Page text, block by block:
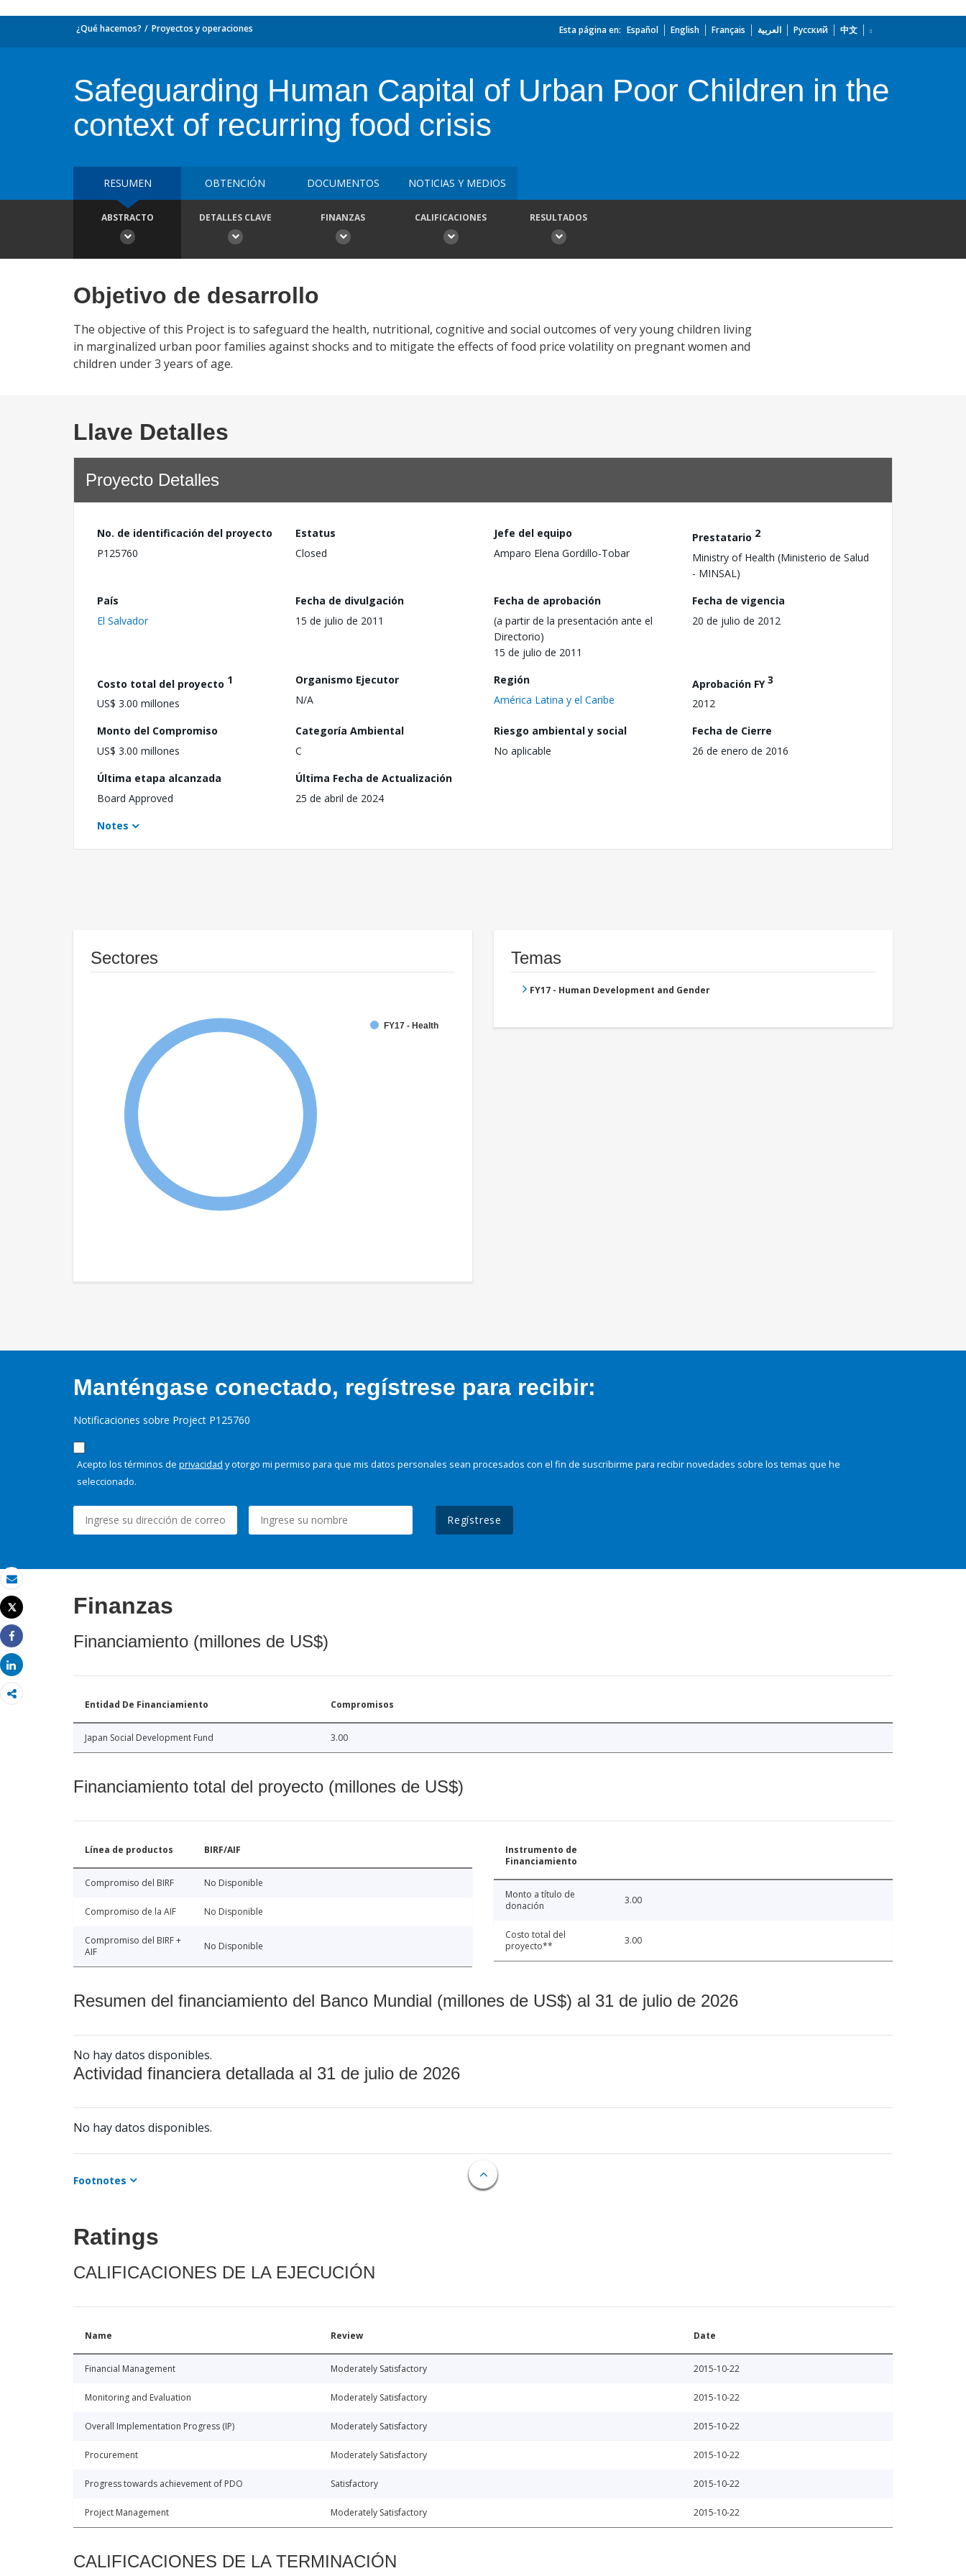
Correo electrónico
Imprimir
Tweet
Share
Share
¿Qué hacemos? Proyectos y operaciones Esta página en: Español English Français العربية Русский 中文
Safeguarding Human Capital of Urban Poor Children in the
context of recurring food crisis
RESUMEN OBTENCIÓN DOCUMENTOS NOTICIAS Y MEDIOS
ABSTRACTO DETALLES CLAVE FINANZAS CALIFICACIONES RESULTADOS
Objetivo de desarrollo
The objective of this Project is to safeguard the health, nutritional, cognitive and social outcomes of very young children living
in marginalized urban poor families against shocks and to mitigate the effects of food price volatility on pregnant women and
children under 3 years of age.
Llave Detalles
Proyecto Detalles
No. de identificación del proyecto
P125760
Estatus
Closed
Jefe del equipo
Amparo Elena Gordillo-Tobar
Prestatario 2
Ministry of Health (Ministerio de Salud
- MINSAL)
País
El Salvador
Fecha de divulgación
15 de julio de 2011
Fecha de aprobación
(a partir de la presentación ante el
Directorio)
15 de julio de 2011
Fecha de vigencia
20 de julio de 2012
Costo total del proyecto 1
US$ 3.00 millones
Organismo Ejecutor
N/A
Región
América Latina y el Caribe
Aprobación FY3
2012
Monto del Compromiso
US$ 3.00 millones
Categoría Ambiental
C
Riesgo ambiental y social
No aplicable
Fecha de Cierre
26 de enero de 2016
Última etapa alcanzada
Board Approved
Última Fecha de Actualización
25 de abril de 2024
Notes
Sectores
FY17 - Health
Temas
FY17 - Human Development and Gender
Manténgase conectado, regístrese para recibir:
Notificaciones sobre Project P125760
Acepto los términos de privacidad y otorgo mi permiso para que mis datos personales sean procesados con el fin de suscribirme para recibir novedades sobre los temas que he
seleccionado.
Regístrese
Finanzas
Financiamiento (millones de US$)
Entidad De Financiamiento Compromisos
Japan Social Development Fund 3.00
Financiamiento total del proyecto (millones de US$)
Línea de productos BIRF/AIF
Compromiso del BIRF No Disponible
Compromiso de la AIF No Disponible
Compromiso del BIRF +
AIF
No Disponible
Instrumento de
Financiamiento
Monto a título de
donación
3.00
Costo total del
proyecto**
3.00
Resumen del financiamiento del Banco Mundial (millones de US$) al 31 de julio de 2026
No hay datos disponibles.
Actividad financiera detallada al 31 de julio de 2026
No hay datos disponibles.
Footnotes
Ratings
CALIFICACIONES DE LA EJECUCIÓN
Name Review Date
Financial Management Moderately Satisfactory 2015-10-22
Monitoring and Evaluation Moderately Satisfactory 2015-10-22
Overall Implementation Progress (IP) Moderately Satisfactory 2015-10-22
Procurement Moderately Satisfactory 2015-10-22
Progress towards achievement of PDO Satisfactory 2015-10-22
Project Management Moderately Satisfactory 2015-10-22
CALIFICACIONES DE LA TERMINACIÓN